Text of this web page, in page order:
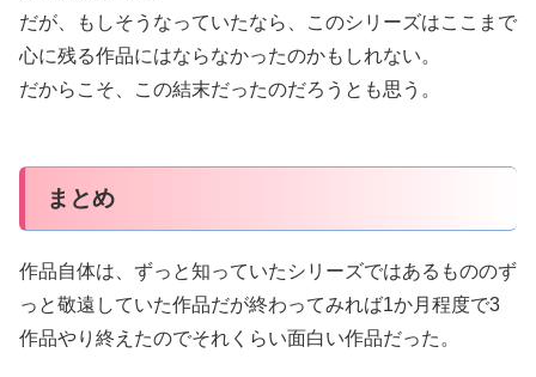
だが、もしそうなっていたなら、このシリーズはここまで
心に残る作品にはならなかったのかもしれない。
だからこそ、この結末だったのだろうとも思う。
まとめ
作品自体は、ずっと知っていたシリーズではあるもののず
っと敬遠していた作品だが終わってみれば1か月程度で3
作品やり終えたのでそれくらい面白い作品だった。